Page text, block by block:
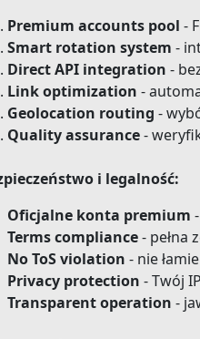
Premium accounts pool -
Smart rotation system -
Direct API integration -
Link optimization -
Geolocation routing -
Quality assurance-
i legalność:
Oficjalne konta premium
Terms compliance- pełna
No ToS violation - nie
Privacy protection - Twój
Transparent operation -